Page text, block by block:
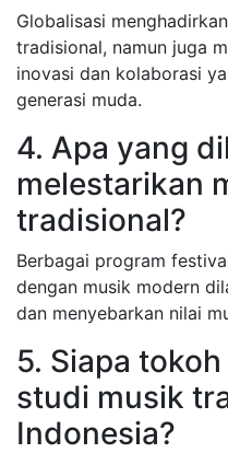
Globalisasi
tradisional, namun juga
inovasi dan kolaborasi
generasi muda.
4. Apa yang
melestarikan
tradisional?
Berbagai program
dengan musik modern
dan menyebarkan nilai
5. Siapa
studi musik
Indonesia?